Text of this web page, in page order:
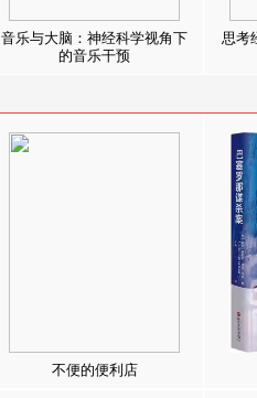
音乐与大脑：神经科学视角下
的音乐干预
思考
不便的便利店